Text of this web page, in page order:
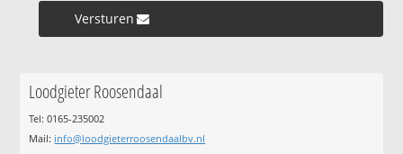
Versturen »
Loodgieter Roosendaal
Tel: 0165-235002
Mail: info@loodgieterroosendaalbv.nl